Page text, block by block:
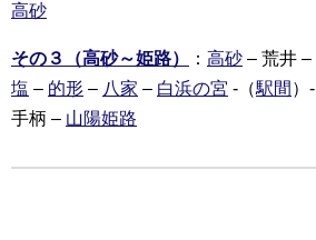
高砂
その３（高砂～姫路） ： 高砂 – 荒井 –
塩 – 的形 – 八家 – 白浜の宮 -（駅間 ）-
手柄 – 山陽姫路